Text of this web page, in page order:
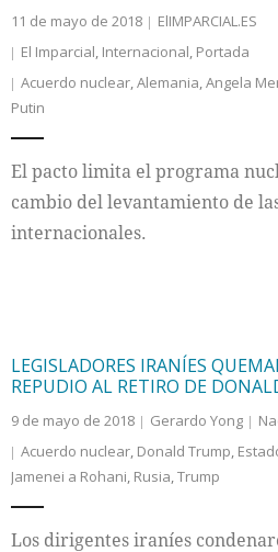
11 de mayo de 2018
ElIMPARCIAL.ES
El Imparcial, Internacional, Portada
Acuerdo nuclear,Alemania,Angela
Putin
El pacto limita el programa
cambio del levantamiento de
internacionales.
LEGISLADORES IRANÍES
REPUDIO AL RETIRO DE
9 de mayo de 2018 Gerardo Yong
Acuerdo nuclear, Donald Trump,
Jamenei a Rohani, Rusia,Trump
Los dirigentes iraníes